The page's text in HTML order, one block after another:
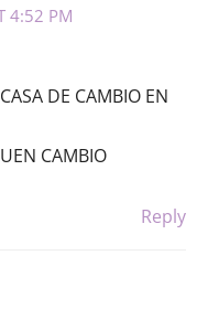
4:52 PM
DE CAMBIO EN
CAMBIO
Reply